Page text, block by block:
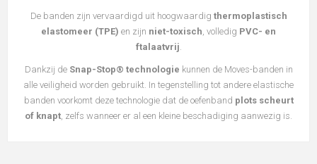
De banden zijn vervaardigd uit hoogwaardig thermoplastisch
elastomeer (TPE) en zijn niet-toxisch, volledig PVC- en
ftalaatvrij.
Dankzij de Snap-Stop® technologie kunnen de Moves-banden in
alle veiligheid worden gebruikt. In tegenstelling tot andere elastische
banden voorkomt deze technologie dat de oefenband plots scheurt
of knapt, zelfs wanneer er al een kleine beschadiging aanwezig is.